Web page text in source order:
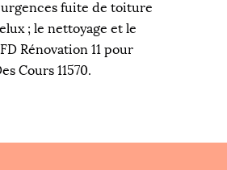
fuite de toiture
; le nettoyage et le
Rénovation 11 pour
Cours 11570.